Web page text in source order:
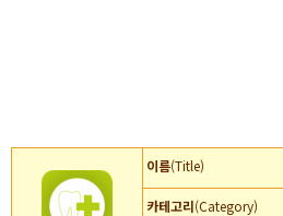
이름(Title)
카테고리(Category)